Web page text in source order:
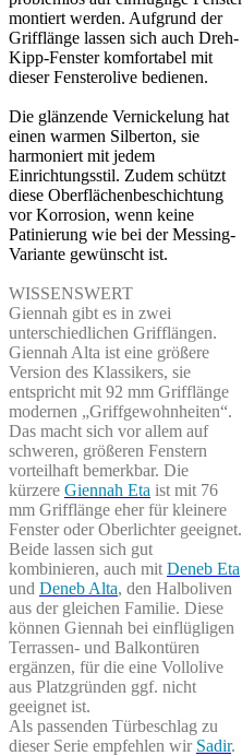
montiert werden. Aufgrund der
Grifflänge lassen sich auch Dreh-
Kipp-Fenster komfortabel mit
dieser Fensterolive bedienen.
Die glänzende Vernickelung hat
einen warmen Silberton, sie
harmoniert mit jedem
Einrichtungsstil. Zudem schützt
diese Oberflächenbeschichtung
vor Korrosion, wenn keine
Patinierung wie bei der Messing-
Variante gewünscht ist.
WISSENSWERT
Giennah gibt es in zwei
unterschiedlichen Grifflängen.
Giennah Alta ist eine größere
Version des Klassikers, sie
entspricht mit 92 mm Grifflänge
modernen „Griffgewohnheiten“.
Das macht sich vor allem auf
schweren, größeren Fenstern
vorteilhaft bemerkbar. Die
kürzere Giennah Eta ist mit 76
mm Grifflänge eher für kleinere
Fenster oder Oberlichter geeignet.
Beide lassen sich gut
kombinieren, auch mit Deneb Eta
und Deneb Alta, den Halboliven
aus der gleichen Familie. Diese
können Giennah bei einflügligen
Terrassen- und Balkontüren
ergänzen, für die eine Vollolive
aus Platzgründen ggf. nicht
geeignet ist.
Als passenden Türbeschlag zu
dieser Serie empfehlen wir Sadir.